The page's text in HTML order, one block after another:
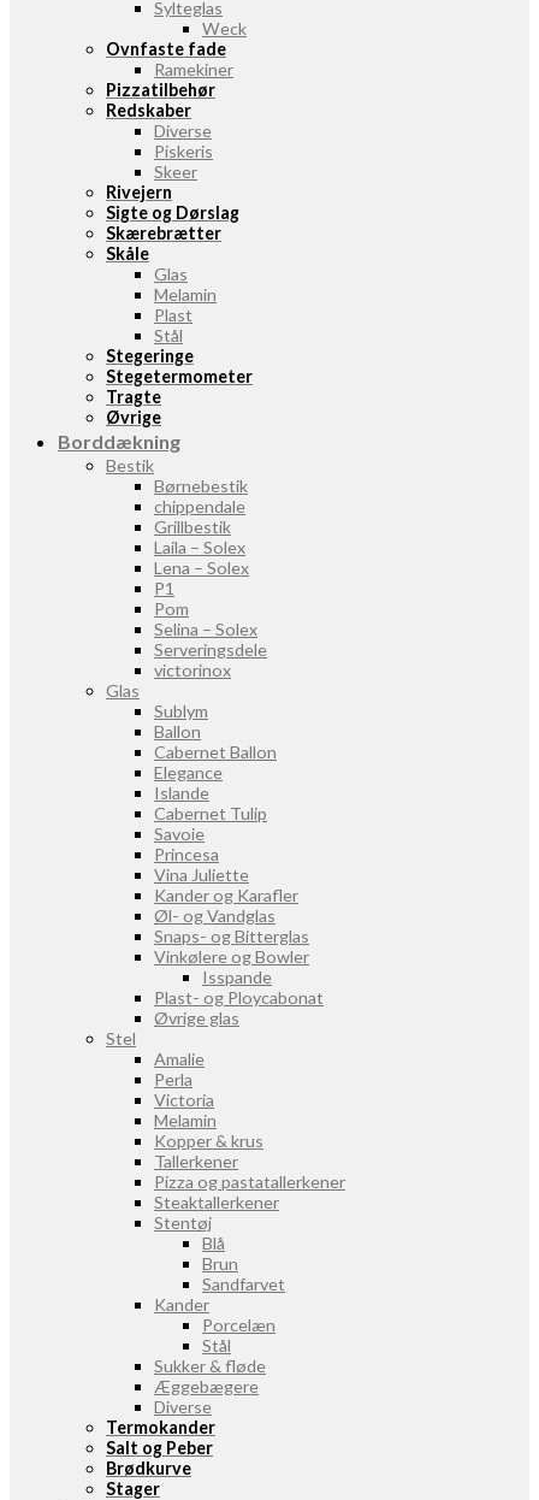
Sylteglas
Weck
Ovnfaste fade
Ramekiner
Pizzatilbehør
Redskaber
Diverse
Piskeris
Skeer
Rivejern
Sigte og Dørslag
Skærebrætter
Skåle
Glas
Melamin
Plast
Stål
Stegeringe
Stegetermometer
Tragte
Øvrige
Borddækning
Bestik
Børnebestik
chippendale
Grillbestik
Laila – Solex
Lena – Solex
P1
Pom
Selina – Solex
Serveringsdele
victorinox
Glas
Sublym
Ballon
Cabernet Ballon
Elegance
Islande
Cabernet Tulip
Savoie
Princesa
Vina Juliette
Kander og Karafler
Øl- og Vandglas
Snaps- og Bitterglas
Vinkølere og Bowler
Isspande
Plast- og Ploycabonat
Øvrige glas
Stel
Amalie
Perla
Victoria
Melamin
Kopper & krus
Tallerkener
Pizza og pastatallerkener
Steaktallerkener
Stentøj
Blå
Brun
Sandfarvet
Kander
Porcelæn
Stål
Sukker & fløde
Æggebægere
Diverse
Termokander
Salt og Peber
Brødkurve
Stager